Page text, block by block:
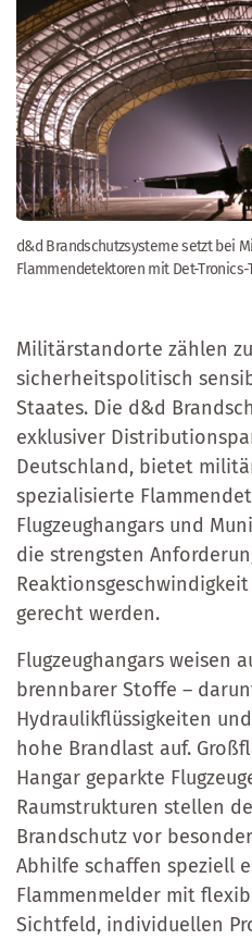
d&d Brandschutzsysteme setzt bei
Flammendetektoren mit Det-Tronics-
Militärstandorte zählen
sicherheitspolitisch
Staates. Die d&d
exklusiver
Deutschland, bietet
spezialisierte
Flugzeughangars und
die strengsten
gerecht werden.
Flugzeughangars weisen
brennbarer Stoffe –
Hydraulikflüssigkeiten
hohe Brandlast auf.
Hangar geparkte
Raumstrukturen stellen
Brandschutz vor
Abhilfe schaffen speziell
Flammenmelder mit
Sichtfeld, individuellen